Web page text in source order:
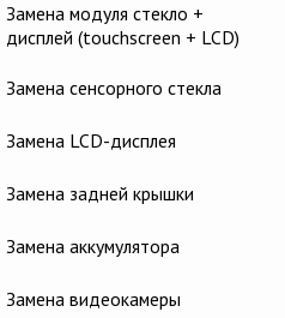
Замена модуля стекло +
дисплей (touchscreen + LCD)
Замена сенсорного стекла
Замена LCD-дисплея
Замена задней крышки
Замена аккумулятора
Замена видеокамеры